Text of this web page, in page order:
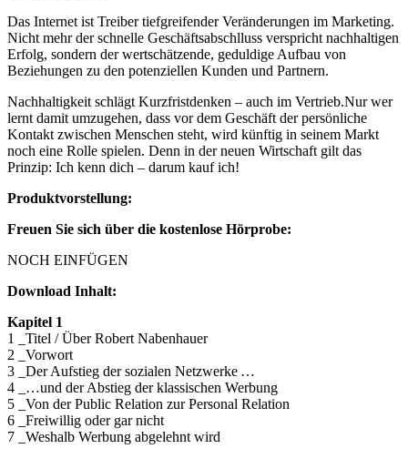
Das Internet ist Treiber tiefgreifender Veränderungen im Marketing.
Nicht mehr der schnelle Geschäftsabschlluss verspricht nachhaltigen
Erfolg, sondern der wertschätzende, geduldige Aufbau von
Beziehungen zu den potenziellen Kunden und Partnern.
Nachhaltigkeit schlägt Kurzfristdenken – auch im Vertrieb.Nur wer
lernt damit umzugehen, dass vor dem Geschäft der persönliche
Kontakt zwischen Menschen steht, wird künftig in seinem Markt
noch eine Rolle spielen. Denn in der neuen Wirtschaft gilt das
Prinzip: Ich kenn dich – darum kauf ich!
Produktvorstellung:
Freuen Sie sich über die kostenlose Hörprobe:
NOCH EINFÜGEN
Download Inhalt:
Kapitel 1
1 _Titel / Über Robert Nabenhauer
2 _Vorwort
3 _Der Aufstieg der sozialen Netzwerke …
4 _…und der Abstieg der klassischen Werbung
5 _Von der Public Relation zur Personal Relation
6 _Freiwillig oder gar nicht
7 _Weshalb Werbung abgelehnt wird